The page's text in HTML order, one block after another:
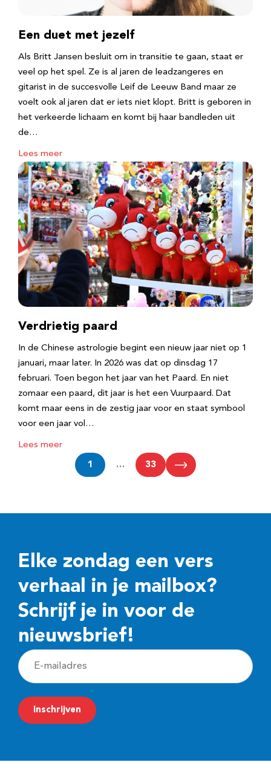
Een duet met jezelf
Als Britt Jansen besluit om in transitie te gaan, staat er
veel op het spel. Ze is al jaren de leadzangeres en
gitarist in de succesvolle Leif de Leeuw Band maar ze
voelt ook al jaren dat er iets niet klopt. Britt is geboren in
het verkeerde lichaam en komt bij haar bandleden uit
de…
Lees meer
Verdrietig paard
In de Chinese astrologie begint een nieuw jaar niet op 1
januari, maar later. In 2026 was dat op dinsdag 17
februari. Toen begon het jaar van het Paard. En niet
zomaar een paard, dit jaar is het een Vuurpaard. Dat
komt maar eens in de zestig jaar voor en staat symbool
voor een jaar vol…
Lees meer
1 … 33
Elke zondag een vers
verhaal in je mailbox?
Schrijf je in voor de
nieuwsbrief!
E
-
m
a
Inschrijven